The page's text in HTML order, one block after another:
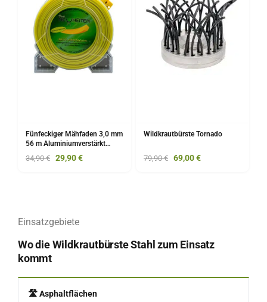
Fünfeckiger Mähfaden 3,0 mm
56 m Aluminiumverstärkt
34,90€ 29,90€
Wildkrautbürste Tornado
79,90€ 69,00€
Einsatzgebiete
Wo die Wildkrautbürste Stahl zum Einsatz
kommt
🛣️ Asphaltflächen